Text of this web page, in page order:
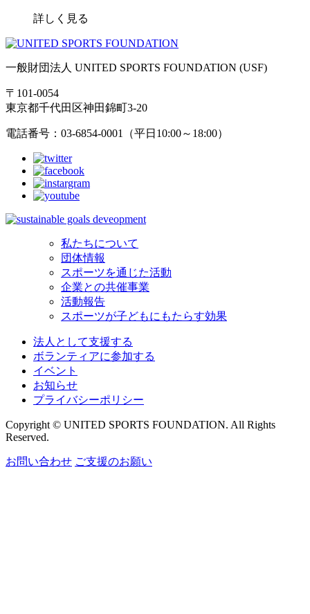
詳しく見る
一般財団法人 UNITED SPORTS FOUNDATION (USF)
〒101-0054
東京都千代田区神田錦町3-20
電話番号：03-6854-0001（平日10:00～18:00）
私たちについて
団体情報
スポーツを通じた活動
企業との共催事業
活動報告
スポーツが子どもにもたらす効果
法人として支援する
ボランティアに参加する
イベント
お知らせ
プライバシーポリシー
Copyright © UNITED SPORTS FOUNDATION. All Rights
Reserved.
お問い合わせ ご支援のお願い